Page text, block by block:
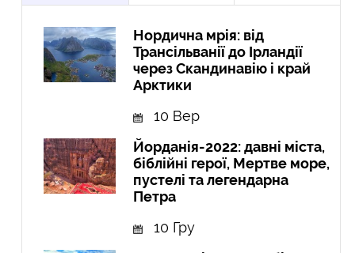
Нордична мрія: від
Трансільванії до Ірландії
через Скандинавію і край
Арктики
10 Вер
Йорданія-2022: давні міста,
біблійні герої, Мертве море,
пустелі та легендарна
Петра
10 Гру